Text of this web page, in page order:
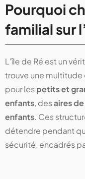
Pourquoi
familial sur
L’île de Ré est un
trouve une multitude
pour lespetits et
enfants, desaires
enfants. Ces
détendre pendant
sécurité, encadrés